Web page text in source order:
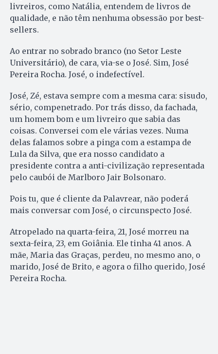
livreiros, como Natália, entendem de livros de
qualidade, e não têm nenhuma obsessão por best-
sellers.
Ao entrar no sobrado branco (no Setor Leste
Universitário), de cara, via-se o José. Sim, José
Pereira Rocha. José, o indefectível.
José, Zé, estava sempre com a mesma cara: sisudo,
sério, compenetrado. Por trás disso, da fachada,
um homem bom e um livreiro que sabia das
coisas. Conversei com ele várias vezes. Numa
delas falamos sobre a pinga com a estampa de
Lula da Silva, que era nosso candidato a
presidente contra a anti-civilização representada
pelo caubói de Marlboro Jair Bolsonaro.
Pois tu, que é cliente da Palavrear, não poderá
mais conversar com José, o circunspecto José.
Atropelado na quarta-feira, 21, José morreu na
sexta-feira, 23, em Goiânia. Ele tinha 41 anos. A
mãe, Maria das Graças, perdeu, no mesmo ano, o
marido, José de Brito, e agora o filho querido, José
Pereira Rocha.